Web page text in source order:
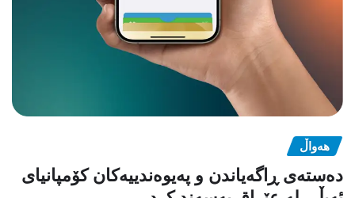
هەواڵ
دەستەی ڕاگەیاندن و پەیوەندییەکان کۆمپانیای